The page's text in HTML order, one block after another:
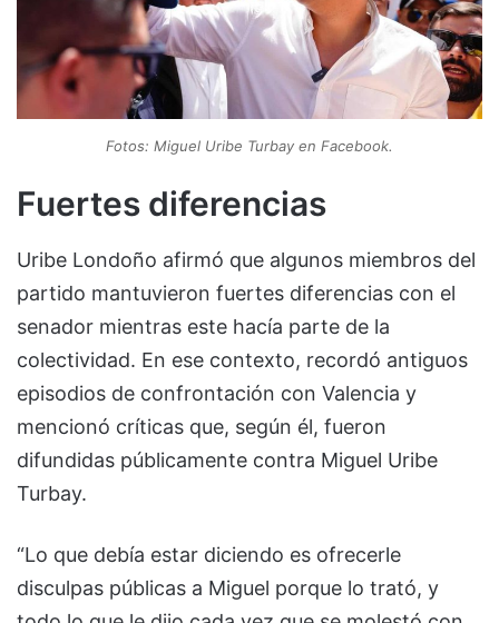
Fotos: Miguel Uribe Turbay en Facebook.
Fuertes diferencias
Uribe Londoño afirmó que algunos miembros del
partido mantuvieron fuertes diferencias con el
senador mientras este hacía parte de la
colectividad. En ese contexto, recordó antiguos
episodios de confrontación con Valencia y
mencionó críticas que, según él, fueron
difundidas públicamente contra Miguel Uribe
Turbay.
“Lo que debía estar diciendo es ofrecerle
disculpas públicas a Miguel porque lo trató, y